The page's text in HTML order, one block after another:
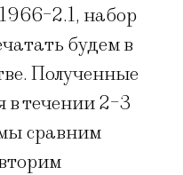
2.1, набор
будем в
Полученные
в течении 2-3
сравним